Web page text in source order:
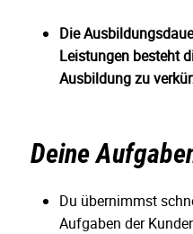
Die
Leistungen besteht
Ausbildung zu
Deine
Du übernimmst
Aufgaben der